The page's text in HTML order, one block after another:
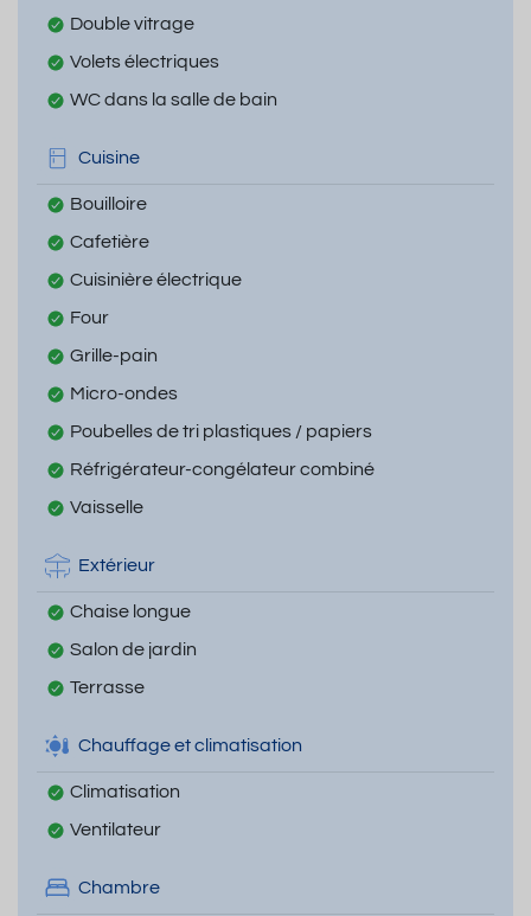
Double vitrage
Volets électriques
WC dans la salle de bain
Cuisine
Bouilloire
Cafetière
Cuisinière électrique
Four
Grille-pain
Micro-ondes
Poubelles de tri plastiques / papiers
Réfrigérateur-congélateur combiné
Vaisselle
Extérieur
Chaise longue
Salon de jardin
Terrasse
Chauffage et climatisation
Climatisation
Ventilateur
Chambre